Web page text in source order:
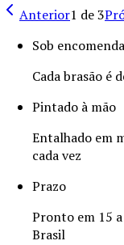
Anterior1 de3
Sob encomenda
Cada brasão é
Pintado à mão
Entalhado em
cada vez
Prazo
Pronto em 15
Brasil